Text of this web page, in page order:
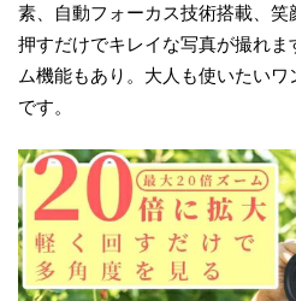
素、自動フォーカス技術搭載、
押すだけでキレイな写真が撮れ
ム機能もあり。大人も使いたい
です。